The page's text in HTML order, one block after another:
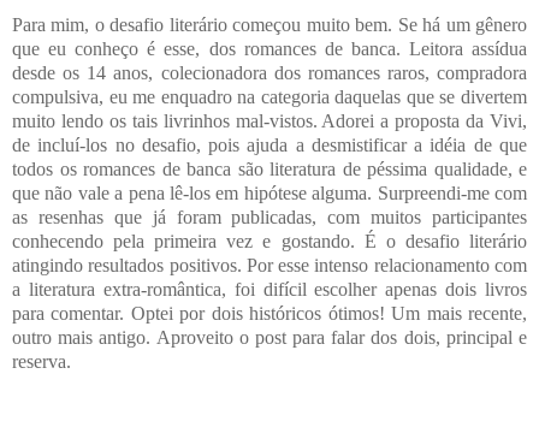
Para mim, o desafio literário começou muito bem. Se há um gênero
que eu conheço é esse, dos romances de banca. Leitora assídua
desde os 14 anos, colecionadora dos romances raros, compradora
compulsiva, eu me enquadro na categoria daquelas que se divertem
muito lendo os tais livrinhos mal-vistos. Adorei a proposta da Vivi,
de incluí-los no desafio, pois ajuda a desmistificar a idéia de que
todos os romances de banca são literatura de péssima qualidade, e
que não vale a pena lê-los em hipótese alguma. Surpreendi-me com
as resenhas que já foram publicadas, com muitos participantes
conhecendo pela primeira vez e gostando. É o desafio literário
atingindo resultados positivos. Por esse intenso relacionamento com
a literatura extra-romântica, foi difícil escolher apenas dois livros
para comentar. Optei por dois históricos ótimos! Um mais recente,
outro mais antigo. Aproveito o post para falar dos dois, principal e
reserva.